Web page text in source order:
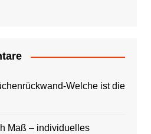
Welche ist die
Maß – individuelles